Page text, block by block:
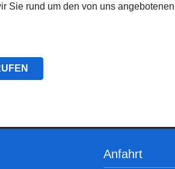
rund um den von uns
Anfahrt